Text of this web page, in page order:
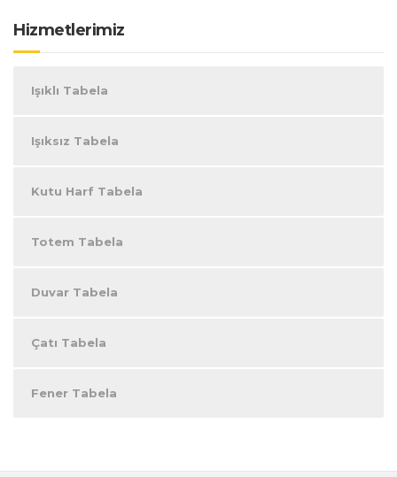
Hizmetlerimiz
Işıklı Tabela
Işıksız Tabela
Kutu Harf Tabela
Totem Tabela
Duvar Tabela
Çatı Tabela
Fener Tabela